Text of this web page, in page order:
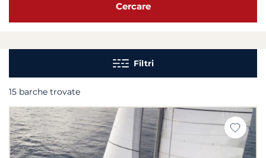
Cercare
Filtri
15 barche trovate